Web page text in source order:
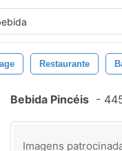
Restaurante
Bebida Pincéis -
Imagens